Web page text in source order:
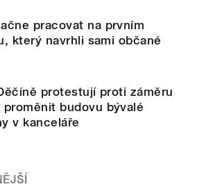
pracovat na prvním
který navrhli sami občané
protestují proti záměru
proměnit budovu bývalé
v kanceláře